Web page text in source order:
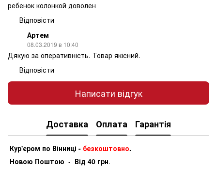
ребенок колонкой доволен
Відповісти
Артем
08.03.2019 в 10:40
Дякую за оперативність. Товар якісний.
Відповісти
Написати відгук
Доставка Оплата Гарантія
Кур'єром по Вінниці - безкоштовно.
Новою Поштою - Від 40 грн.